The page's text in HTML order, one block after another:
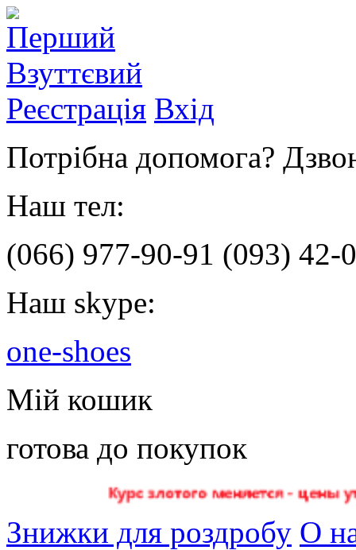
Реєстрація Вхід
Потрібна допомога?
Наш тел:
(066) 977-90-91 (093) 42-
Наш skype:
one-shoes
Мій кошик
готова до покупок
Знижки для роздробу О